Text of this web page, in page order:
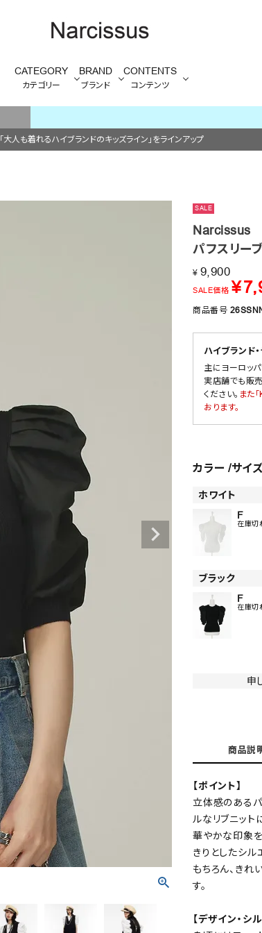
CATEGORY
カテゴリー
BRAND
ブランド
CONTENTS
コンテンツ
「大人も着れるハイブランドのキッズライン」をラインアップ
SALE
Narcissus
パフスリー
¥ 9,900
SALE価格 ¥
商品番号
ハイブランド
主にヨーロッ
実店舗でも販
ください。 また
おります。
カラー サイズ
ホワイト
F
在庫切
ブラック
F
在庫切
申
商品説
【ポイント】
立体感のあるパ
ルなリブニッ
華やかな印象を
きりとしたシル
もちろん、きれ
す。
【デザイン・シ